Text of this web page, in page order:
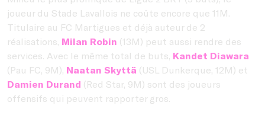
joueur du Stade Lavallois ne coûte encore que 11M.
Titulaire au FC Martigues et déjà auteur de 2
réalisations, Milan Robin (13M) peut aussi rendre des
services. Avec le même total de buts, Kandet Diawara
(Pau FC, 9M), Naatan Skyttä (USL Dunkerque, 12M) et
Damien Durand (Red Star, 9M) sont des joueurs
offensifs qui peuvent rapporter gros.